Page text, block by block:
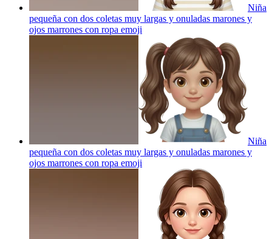
Niña
pequeña con dos coletas muy largas y onuladas marones y
ojos marrones con ropa emoji
Niña
pequeña con dos coletas muy largas y onuladas marones y
ojos marrones con ropa emoji